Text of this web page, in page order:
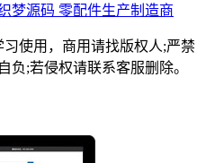
梦源码 零配件生产制造商
使用，商用请找版权人;严禁
负;若侵权请联系客服删除。